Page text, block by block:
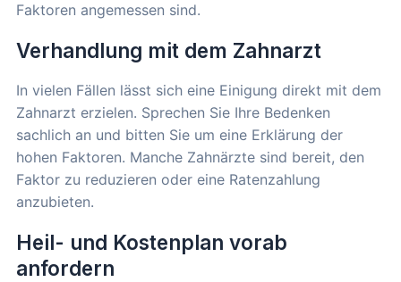
Faktoren angemessen sind.
Verhandlung mit dem Zahnarzt
In vielen Fällen lässt sich eine Einigung direkt mit dem
Zahnarzt erzielen. Sprechen Sie Ihre Bedenken
sachlich an und bitten Sie um eine Erklärung der
hohen Faktoren. Manche Zahnärzte sind bereit, den
Faktor zu reduzieren oder eine Ratenzahlung
anzubieten.
Heil- und Kostenplan vorab
anfordern